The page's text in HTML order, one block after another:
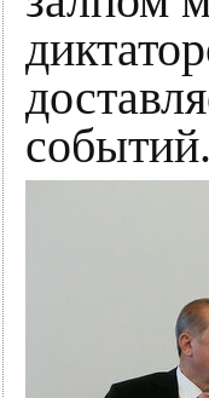
событий.